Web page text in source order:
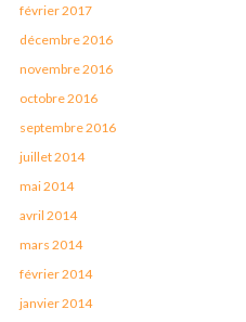
février 2017
décembre 2016
novembre 2016
octobre 2016
septembre 2016
juillet 2014
mai 2014
avril 2014
mars 2014
février 2014
janvier 2014